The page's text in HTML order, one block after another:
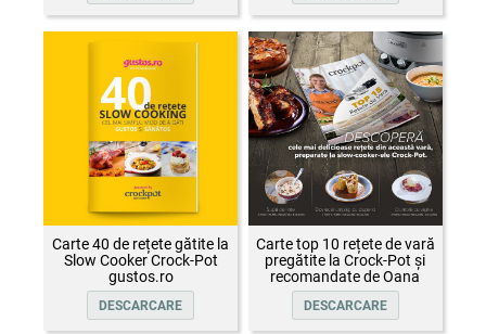
Carte 40 de rețete gătite la
Slow Cooker Crock-Pot
gustos.ro
DESCARCARE
Carte top 10 rețete de vară
pregătite la Crock-Pot și
recomandate de Oana
Țepelin
DESCARCARE